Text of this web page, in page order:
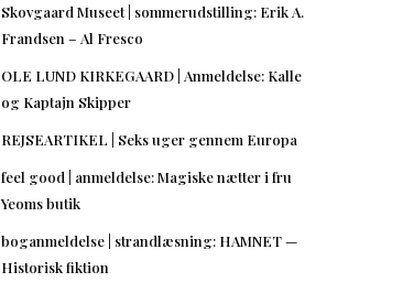
Skovgaard Museet | sommerudstilling: Erik A.
Frandsen – Al Fresco
OLE LUND KIRKEGAARD | Anmeldelse: Kalle
og Kaptajn Skipper
REJSEARTIKEL | Seks uger gennem Europa
feel good | anmeldelse: Magiske nætter i fru
Yeoms butik
boganmeldelse | strandlæsning: HAMNET —
Historisk fiktion